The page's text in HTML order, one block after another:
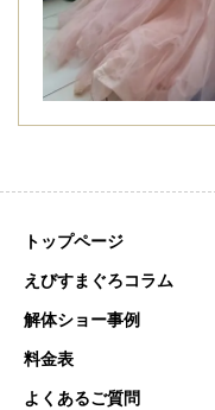
トップページ
えびすまぐろコラム
解体ショー事例
料金表
よくあるご質問